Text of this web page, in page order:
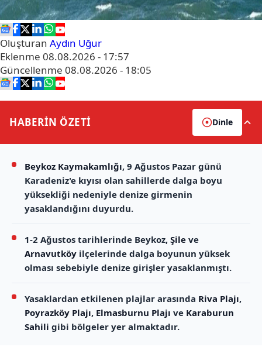
Oluşturan Aydın Uğur
Eklenme 08.08.2026 - 17:57
Güncellenme 08.08.2026 - 18:05
HABERİN ÖZETİ Dinle
Beykoz Kaymakamlığı, 9 Ağustos Pazar günü
Karadeniz'e kıyısı olan sahillerde dalga boyu
yüksekliği nedeniyle denize girmenin
yasaklandığını duyurdu.
1-2 Ağustos tarihlerinde Beykoz, Şile ve
Arnavutköy ilçelerinde dalga boyunun yüksek
olması sebebiyle denize girişler yasaklanmıştı.
Yasaklardan etkilenen plajlar arasında Riva Plajı,
Poyrazköy Plajı, Elmasburnu Plajı ve Karaburun
Sahili gibi bölgeler yer almaktadır.